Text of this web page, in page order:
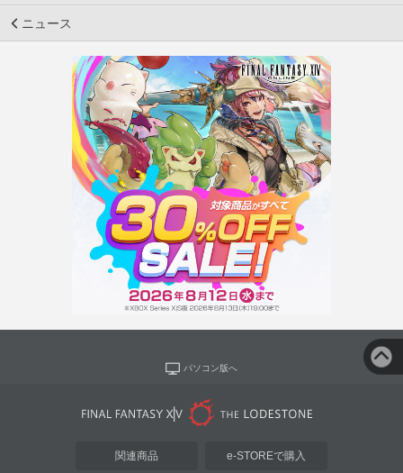
ニュース
パソコン版へ
関連商品 e-STOREで購入